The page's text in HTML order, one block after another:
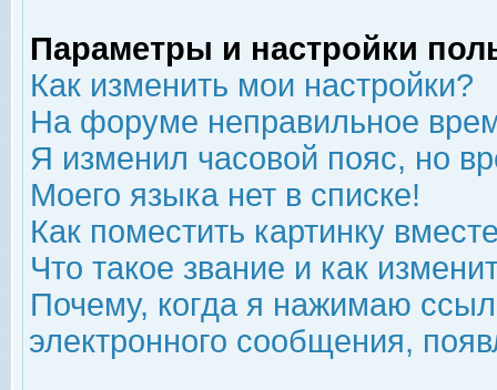
Параметры и настройки
Как изменить мои настройки?
На форуме неправильное
Я изменил часовой пояс, но
Моего языка нет в списке!
Как поместить картинку
Что такое звание и как
Почему, когда я нажимаю
электронного сообщения,